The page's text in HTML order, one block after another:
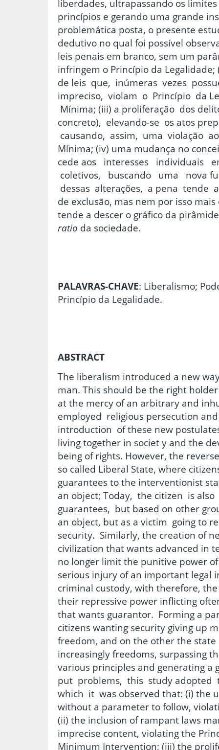
liberdades, ultrapassando os
princípios e gerando uma grande
problemática posta, o presente
dedutivo no qual foi possível
leis penais em branco, sem um
infringem o Princípio da
de leis que, inúmeras vezes
impreciso, violam o Princípio da
Mínima; (iii) a proliferação dos
concreto), elevando-se os atos
causando, assim, uma violação
Mínima; (iv) uma mudança no
cede aos interesses individuais
coletivos, buscando uma nova
dessas alterações, a pena
de exclusão, mas nem por isso
tende a descer o gráfico da
ratio da sociedade.
PALAVRAS-CHAVE: Liberalismo;
Princípio da Legalidade.
ABSTRACT
The liberalism introduced a new
man. This should be the right
at the mercy of an arbitrary and
employed religious persecution
introduction of these new
living together in societ y and the
being of rights. However, the
so called Liberal State, where
guarantees to the interventionist
an object; Today, the citizen is
guarantees, but based on other
an object, but as a victim going to
security. Similarly, the creation of
civilization that wants advanced in
no longer limit the punitive power
serious injury of an important legal
criminal custody, with therefore,
their repressive power inflicting
that wants guarantor. Forming a
citizens wanting security giving up
freedom, and on the other the
increasingly freedoms, surpassing
various principles and generating
put problems, this study
which it was observed that: (i) the
without a parameter to follow,
(ii) the inclusion of rampant laws
imprecise content, violating the
Minimum Intervention; (iii) the